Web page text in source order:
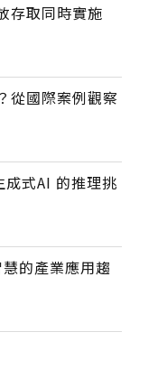
取同時實施
從國際案例觀察
式AI 的推理挑
的產業應用趨